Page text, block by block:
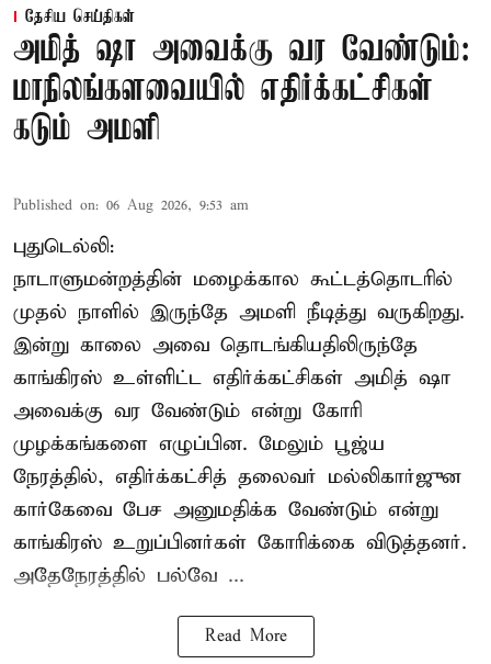
தேசிய செய்திகள்
அமித் ஷா அவைக்கு வர வேண்டும்:
மாநிலங்களவையில் எதிர்க்கட்சிகள்
கடும் அமளி
Published on: 06 Aug 2026, 9:53 am
புதுடெல்லி:
நாடாளுமன்றத்தின் மழைக்கால கூட்டத்தொடரில்
முதல் நாளில் இருந்தே அமளி நீடித்து வருகிறது.
இன்று காலை அவை தொடங்கியதிலிருந்தே
காங்கிரஸ் உள்ளிட்ட எதிர்க்கட்சிகள் அமித் ஷா
அவைக்கு வர வேண்டும் என்று கோரி
முழக்கங்களை எழுப்பின. மேலும் பூஜ்ய
நேரத்தில், எதிர்க்கட்சித் தலைவர் மல்லிகார்ஜுன
கார்கேவை பேச அனுமதிக்க வேண்டும் என்று
காங்கிரஸ் உறுப்பினர்கள் கோரிக்கை விடுத்தனர்.
அதேநேரத்தில் பல்வே ...
Read More